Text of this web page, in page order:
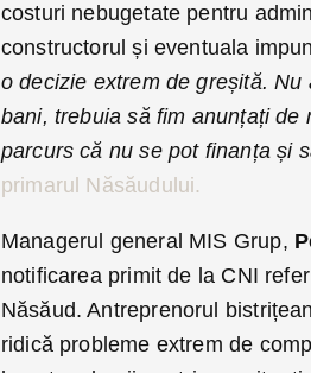
costuri nebugetate pentru
constructorul și eventuala
o decizie extrem de greșită.
bani, trebuia să fim anunțați de
parcurs că nu se pot finanța și
primarul Năsăudului.
Managerul general MIS Grup,
notificarea primit de la CNI
Năsăud. Antreprenorul
ridică probleme extrem de